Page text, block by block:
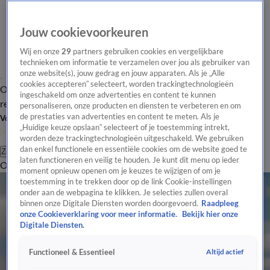
Overzicht Laatste nieuws Regionieuws Het beste van Hart
Tip de
redactie
Volg Hart van Nederland
Zoeken
OverzichtRegioUitzendingenWeerTip de redactiePanelVideo's
Jouw cookievoorkeuren
Wij en onze29 partners gebruiken cookies en vergelijkbare
technieken om informatie te verzamelen over jou als gebruiker van
onze website(s), jouw gedrag en jouw apparaten. Als je „Alle
cookies accepteren” selecteert, worden trackingtechnologieën
ingeschakeld om onze advertenties en content te kunnen
personaliseren, onze producten en diensten te verbeteren en om
de prestaties van advertenties en content te meten. Als je
„Huidige keuze opslaan” selecteert of je toestemming intrekt,
worden deze trackingtechnologieën uitgeschakeld. We gebruiken
dan enkel functionele en essentiële cookies om de website goed te
laten functioneren en veilig te houden. Je kunt dit menu op ieder
moment opnieuw openen om je keuzes te wijzigen of om je
toestemming in te trekken door op de link Cookie-instellingen
onder aan de webpagina te klikken. Je selecties zullen overal
binnen onze Digitale Diensten worden doorgevoerd. Raadpleeg
onze Cookieverklaring voor meer informatie.
Bekijk hier onze
Digitale Diensten.
Functioneel & Essentieel Altijd actief